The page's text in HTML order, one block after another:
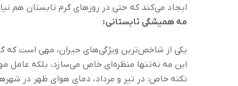
ایجاد می‌کند که حتی در روزهای گرم تابستان هم
مه همیشگی تابستانی:
یکی از شاخص‌ترین ویژگی‌های حیران، مهی است که
این مه نه‌تنها منظره‌ای خاص می‌سازد، بلکه